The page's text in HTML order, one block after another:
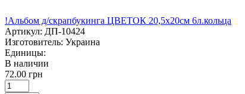
!Альбом д/скрапбукинга ЦВЕТОК 20,5х20см 6л.кольца
Артикул: ДП-10424
Изготовитель: Украина
Единицы:
В наличии
72.00 грн